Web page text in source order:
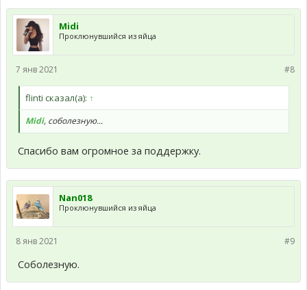
Midi
Проклюнувшийся из яйца
#8
7 янв 2021
flinti сказал(а): ↑
Midi, соболезную...
Спасибо вам огромное за поддержку.
Nan018
Проклюнувшийся из яйца
#9
8 янв 2021
Соболезную.